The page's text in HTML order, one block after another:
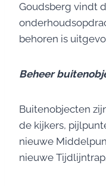
Goudsberg vindt
behoren is
Beheer
Buitenobjecten
de kijkers,
nieuwe
nieuwe Tijdlijntrap.